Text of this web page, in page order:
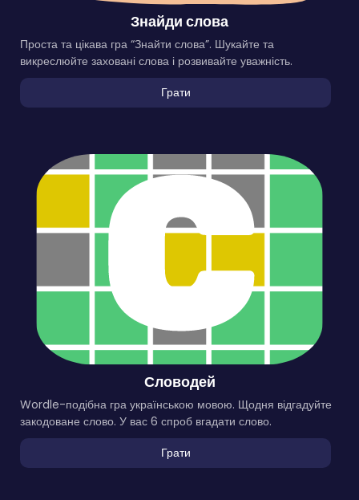
Знайди слова
Проста та цікава гра “Знайти слова”. Шукайте та
викреслюйте заховані слова і розвивайте уважність.
Грати
Словодей
Wordle-подібна гра українською мовою. Щодня відгадуйте
закодоване слово. У вас 6 спроб вгадати слово.
Грати